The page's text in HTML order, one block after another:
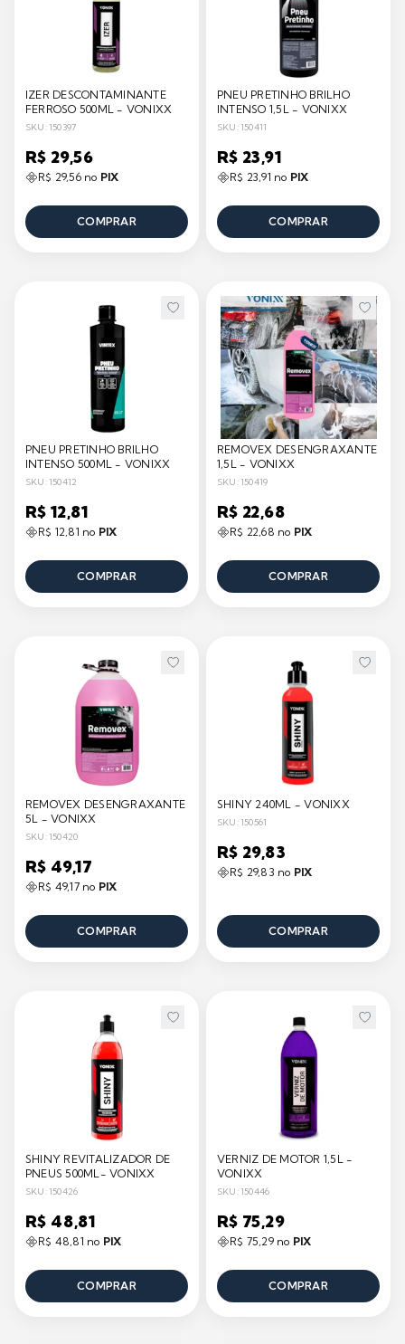
IZER DESCONTAMINANTE
FERROSO 500ML - VONIXX
SKU: 150397
R$ 29,56
R$ 29,56 no PIX
COMPRAR
PNEU PRETINHO BRILHO
INTENSO 1,5L - VONIXX
SKU: 150411
R$ 23,91
R$ 23,91 no PIX
COMPRAR
PNEU PRETINHO BRILHO
INTENSO 500ML - VONIXX
SKU: 150412
R$ 12,81
R$ 12,81 no PIX
COMPRAR
REMOVEX DESENGRAXANTE
1,5L - VONIXX
SKU: 150419
R$ 22,68
R$ 22,68 no PIX
COMPRAR
REMOVEX DESENGRAXANTE
5L - VONIXX
SKU: 150420
R$ 49,17
R$ 49,17 no PIX
COMPRAR
SHINY 240ML - VONIXX
SKU: 150561
R$ 29,83
R$ 29,83 no PIX
COMPRAR
SHINY REVITALIZADOR DE
PNEUS 500ML- VONIXX
SKU: 150426
R$ 48,81
R$ 48,81 no PIX
COMPRAR
VERNIZ DE MOTOR 1,5L -
VONIXX
SKU: 150446
R$ 75,29
R$ 75,29 no PIX
COMPRAR